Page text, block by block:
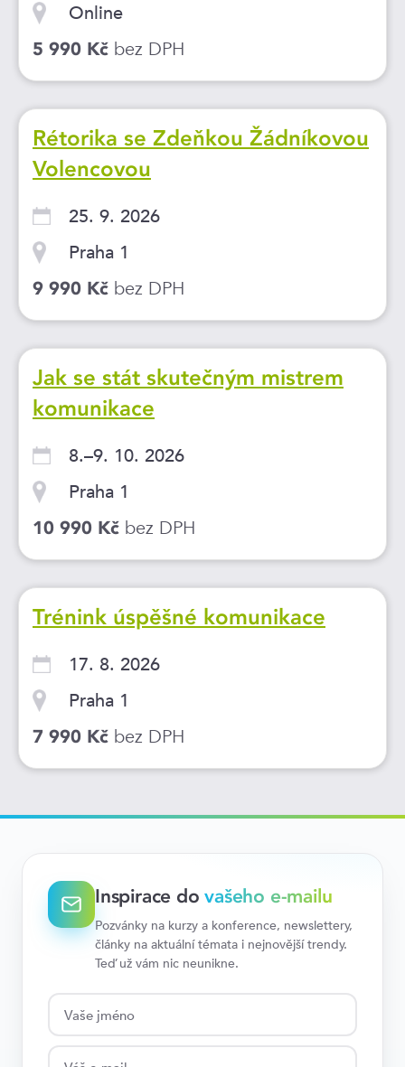
Online
5 990 Kč bez DPH
Rétorika se Zdeňkou Žádníkovou
Volencovou
25. 9. 2026
Praha 1
9 990 Kč bez DPH
Jak se stát skutečným mistrem
komunikace
8.–9. 10. 2026
Praha 1
10 990 Kč bez DPH
Trénink úspěšné komunikace
17. 8. 2026
Praha 1
7 990 Kč bez DPH
Inspirace dovašeho e-mailu
Pozvánky na kurzy a konference, newslettery,
články na aktuální témata i nejnovější trendy.
Teď už vám nic neunikne.